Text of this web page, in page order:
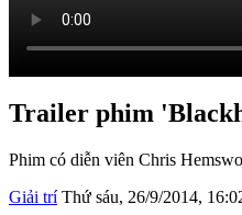
Trailer phim
Phim có diễn viên Chris
Giải trí Thứ sáu, 26/9/2014,